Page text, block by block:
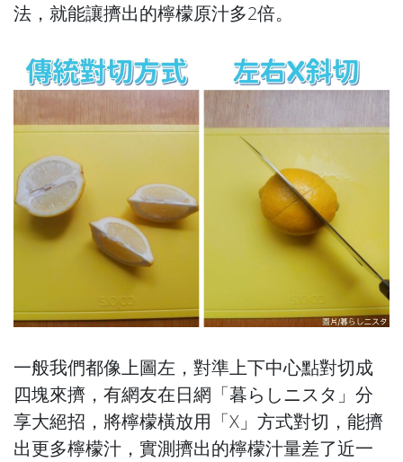
法，就能讓擠出的檸檬原汁多2倍。
一般我們都像上圖左，對準上下中心點對切成
四塊來擠，有網友在日網「暮らしニスタ」分
享大絕招，將檸檬橫放用「X」方式對切，能擠
出更多檸檬汁，實測擠出的檸檬汁量差了近一